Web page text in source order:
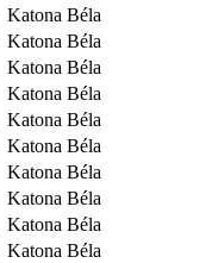
Katona Béla
Katona Béla
Katona Béla
Katona Béla
Katona Béla
Katona Béla
Katona Béla
Katona Béla
Katona Béla
Katona Béla